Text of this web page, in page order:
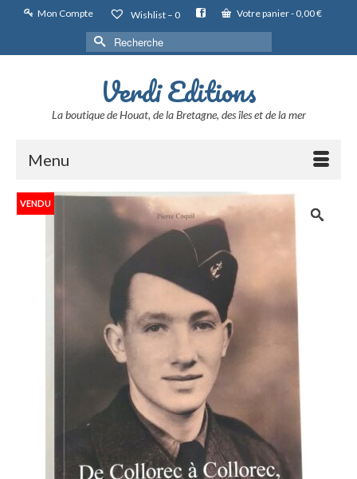
Mon Compte Wishlist – 0 Votre panier- 0,00€
Rechercher :
Verdi Editions
La boutique de Houat, de la Bretagne, des îles et de la mer
Menu
VENDU